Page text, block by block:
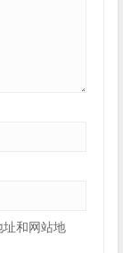
址和网站地